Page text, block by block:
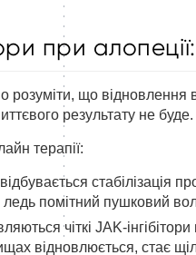
при
розуміти, що відновлення
результату не буде.
терапії:
стабілізація
ледь помітний пушковий
чіткі JAK-
відновлюється, стає